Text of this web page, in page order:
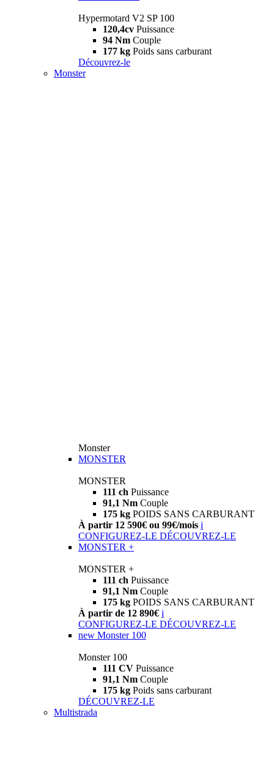
Hypermotard V2 SP 100
120,4cv Puissance
94 Nm Couple
177 kg Poids sans carburant
Découvrez-le
Monster
Monster
MONSTER
MONSTER
111 ch Puissance
91,1 Nm Couple
175 kg POIDS SANS CARBURANT
À partir 12 590€ ou 99€/mois i
CONFIGUREZ-LE DÉCOUVREZ-LE
MONSTER +
MONSTER +
111 ch Puissance
91,1 Nm Couple
175 kg POIDS SANS CARBURANT
À partir de 12 890€ i
CONFIGUREZ-LE DÉCOUVREZ-LE
new Monster 100
Monster 100
111 CV Puissance
91,1 Nm Couple
175 kg Poids sans carburant
DÉCOUVREZ-LE
Multistrada